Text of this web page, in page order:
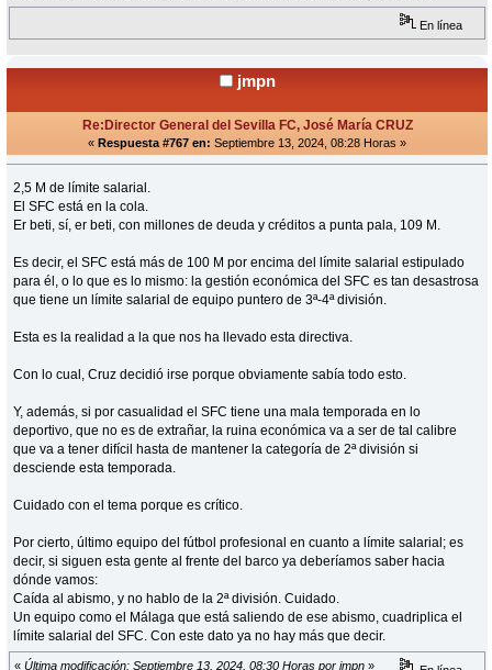
En línea
jmpn
Re:Director General del Sevilla FC, José María CRUZ
« Respuesta #767 en: Septiembre 13, 2024, 08:28 Horas »
2,5 M de límite salarial.
El SFC está en la cola.
Er beti, sí, er beti, con millones de deuda y créditos a punta pala, 109 M.
Es decir, el SFC está más de 100 M por encima del límite salarial estipulado
para él, o lo que es lo mismo: la gestión económica del SFC es tan desastrosa
que tiene un límite salarial de equipo puntero de 3ª-4ª división.
Esta es la realidad a la que nos ha llevado esta directiva.
Con lo cual, Cruz decidió irse porque obviamente sabía todo esto.
Y, además, si por casualidad el SFC tiene una mala temporada en lo
deportivo, que no es de extrañar, la ruina económica va a ser de tal calibre
que va a tener difícil hasta de mantener la categoría de 2ª división si
desciende esta temporada.
Cuidado con el tema porque es crítico.
Por cierto, último equipo del fútbol profesional en cuanto a límite salarial; es
decir, si siguen esta gente al frente del barco ya deberíamos saber hacia
dónde vamos:
Caída al abismo, y no hablo de la 2ª división. Cuidado.
Un equipo como el Málaga que está saliendo de ese abismo, cuadriplica el
límite salarial del SFC. Con este dato ya no hay más que decir.
« Última modificación: Septiembre 13, 2024, 08:30 Horas por jmpn »